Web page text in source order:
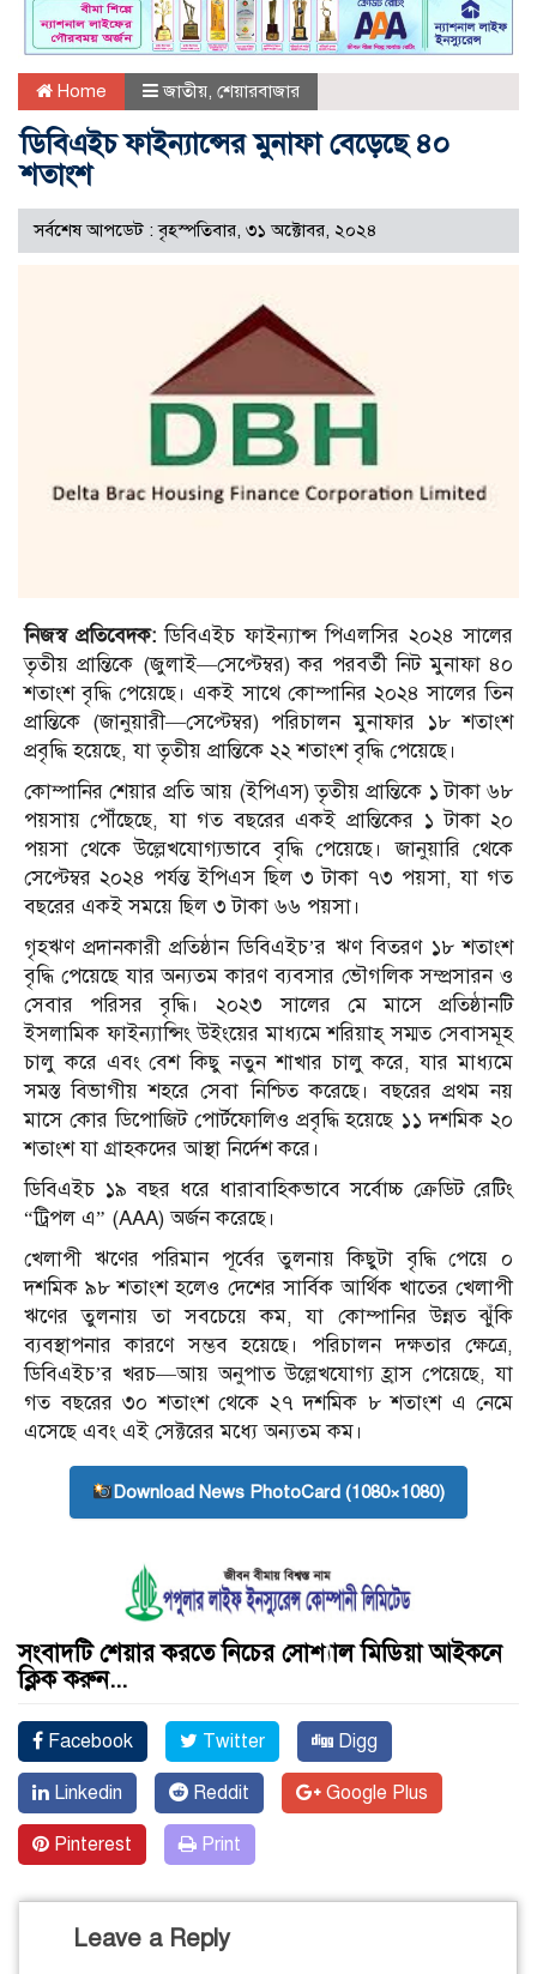
Home জাতীয় শেয়ারবাজার
ডিবিএইচ ফাইন্যান্সের মুনাফা বেড়েছে ৪০
শতাংশ
সর্বশেষ আপডেট : বৃহস্পতিবার, ৩১ অক্টোবর, ২০২৪
নিজস্ব প্রতিবেদক:ডিবিএইচ ফাইন্যান্স পিএলসির ২০২৪ সালের
তৃতীয় প্রান্তিকে (জুলাই—সেপ্টেম্বর) কর পরবর্তী নিট মুনাফা ৪০
শতাংশ বৃদ্ধি পেয়েছে। একই সাথে কোম্পানির ২০২৪ সালের তিন
প্রান্তিকে (জানুয়ারী—সেপ্টেম্বর) পরিচালন মুনাফার ১৮ শতাংশ
প্রবৃদ্ধি হয়েছে, যা তৃতীয় প্রান্তিকে ২২ শতাংশ বৃদ্ধি পেয়েছে।
কোম্পানির শেয়ার প্রতি আয় (ইপিএস) তৃতীয় প্রান্তিকে ১ টাকা ৬৮
পয়সায় পৌঁছেছে, যা গত বছরের একই প্রান্তিকের ১ টাকা ২০
পয়সা থেকে উল্লেখযোগ্যভাবে বৃদ্ধি পেয়েছে। জানুয়ারি থেকে
সেপ্টেম্বর ২০২৪ পর্যন্ত ইপিএস ছিল ৩ টাকা ৭৩ পয়সা, যা গত
বছরের একই সময়ে ছিল ৩ টাকা ৬৬ পয়সা।
গৃহঋণ প্রদানকারী প্রতিষ্ঠান ডিবিএইচ’র ঋণ বিতরণ ১৮ শতাংশ
বৃদ্ধি পেয়েছে যার অন্যতম কারণ ব্যবসার ভৌগলিক সম্প্রসারন ও
সেবার পরিসর বৃদ্ধি। ২০২৩ সালের মে মাসে প্রতিষ্ঠানটি
ইসলামিক ফাইন্যান্সিং উইংয়ের মাধ্যমে শরিয়াহ্ সম্মত সেবাসমূহ
চালু করে এবং বেশ কিছু নতুন শাখার চালু করে, যার মাধ্যমে
সমস্ত বিভাগীয় শহরে সেবা নিশ্চিত করেছে। বছরের প্রথম নয়
মাসে কোর ডিপোজিট পোর্টফোলিও প্রবৃদ্ধি হয়েছে ১১ দশমিক ২০
শতাংশ যা গ্রাহকদের আস্থা নির্দেশ করে।
ডিবিএইচ ১৯ বছর ধরে ধারাবাহিকভাবে সর্বোচ্চ ক্রেডিট রেটিং
“ট্রিপল এ” (AAA) অর্জন করেছে।
খেলাপী ঋণের পরিমান পূর্বের তুলনায় কিছুটা বৃদ্ধি পেয়ে ০
দশমিক ৯৮ শতাংশ হলেও দেশের সার্বিক আর্থিক খাতের খেলাপী
ঋণের তুলনায় তা সবচেয়ে কম, যা কোম্পানির উন্নত ঝুঁকি
ব্যবস্থাপনার কারণে সম্ভব হয়েছে। পরিচালন দক্ষতার ক্ষেত্রে,
ডিবিএইচ’র খরচ—আয় অনুপাত উল্লেখযোগ্য হ্রাস পেয়েছে, যা
গত বছরের ৩০ শতাংশ থেকে ২৭ দশমিক ৮ শতাংশ এ নেমে
এসেছে এবং এই সেক্টরের মধ্যে অন্যতম কম।
Download News PhotoCard (1080×1080)
সংবাদটি শেয়ার করতে নিচের সোশ্যাল মিডিয়া আইকনে
ক্লিক করুন...
Facebook Twitter Digg
Linkedin Reddit Google Plus
Pinterest Print
Leave a Reply